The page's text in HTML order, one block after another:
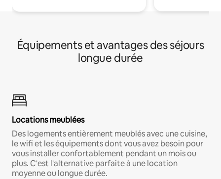
Équipements et avantages des séjours
longue durée
Locations meublées
Des logements entièrement meublés avec une cuisine,
le wifi et les équipements dont vous avez besoin pour
vous installer confortablement pendant un mois ou
plus. C'est l'alternative parfaite à une location
moyenne ou longue durée.